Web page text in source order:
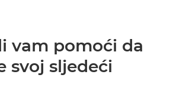
vam pomoći da
svoj sljedeći